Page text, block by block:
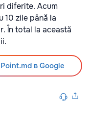
diferite. Acum
10 zile până la
În total la această
в Google